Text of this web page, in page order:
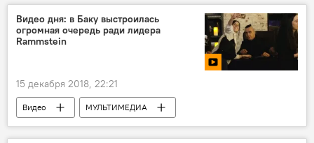
Баку
Культура
Видео дня: в Баку выстроилась
огромная очередь ради лидера
Rammstein
15 декабря 2018, 22:21
Видео
МУЛЬТИМЕДИА
Азербайджан
ЖИЗНЬ
Новости